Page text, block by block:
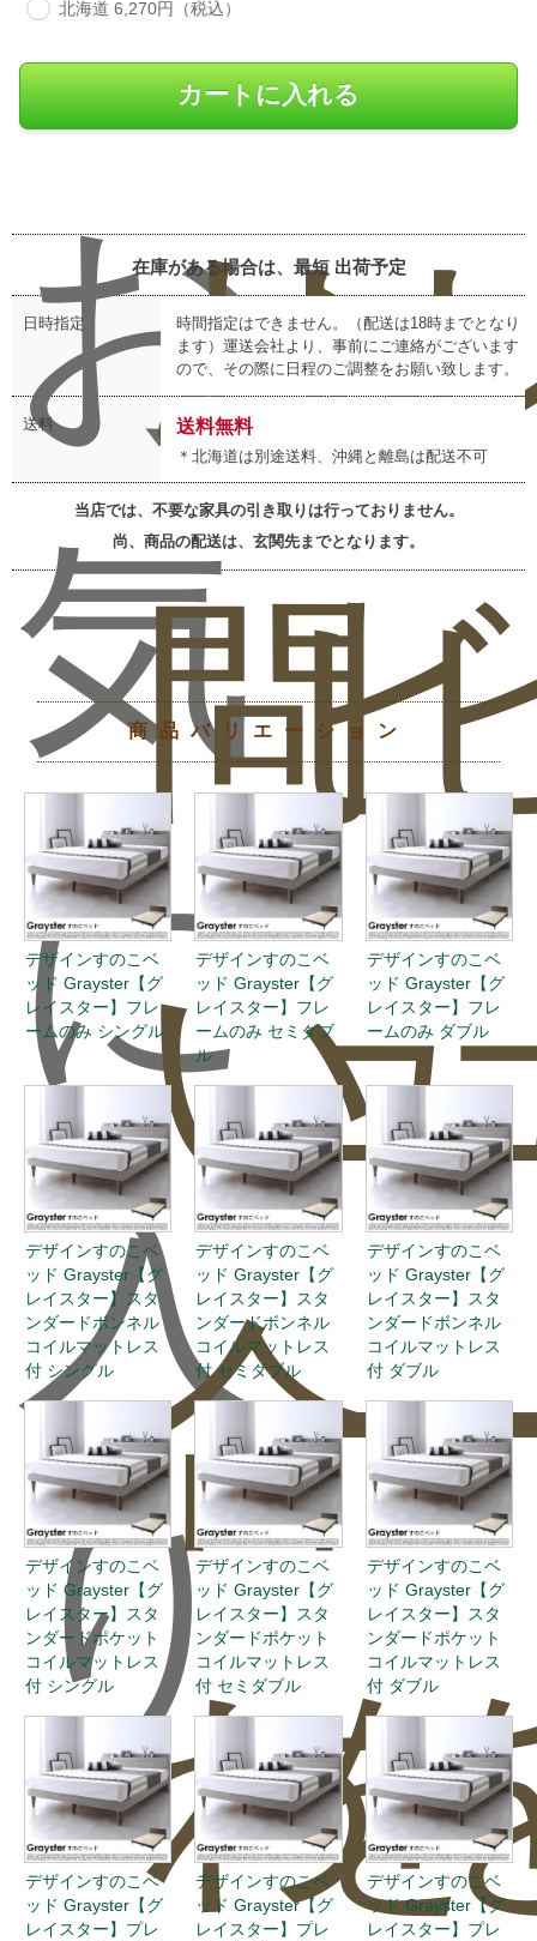
北海道 6,270円（税込）
お
気
に
入
り
お
問
い
合
わ
レ
ビ
ュ
ー
を
在庫がある場合は、最短 出荷予定
日時指定
時間指定はできません。（配送は18時までとなり
ます）運送会社より、事前にご連絡がございます
ので、その際に日程のご調整をお願い致します。
送料 送料無料
＊北海道は別途送料、沖縄と離島は配送不可
当店では、不要な家具の引き取りは行っておりません。
尚、商品の配送は、玄関先までとなります。
商品バリエーション
デザインすのこベ
ッド Grayster【グ
レイスター】フレ
ームのみ シングル
デザインすのこベ
ッド Grayster【グ
レイスター】フレ
ームのみ セミダブ
ル
デザインすのこベ
ッド Grayster【グ
レイスター】フレ
ームのみ ダブル
デザインすのこベ
ッド Grayster【グ
レイスター】スタ
ンダードボンネル
コイルマットレス
付 シングル
デザインすのこベ
ッド Grayster【グ
レイスター】スタ
ンダードボンネル
コイルマットレス
付 セミダブル
デザインすのこベ
ッド Grayster【グ
レイスター】スタ
ンダードボンネル
コイルマットレス
付 ダブル
デザインすのこベ
ッド Grayster【グ
レイスター】スタ
ンダードポケット
コイルマットレス
付 シングル
デザインすのこベ
ッド Grayster【グ
レイスター】スタ
ンダードポケット
コイルマットレス
付 セミダブル
デザインすのこベ
ッド Grayster【グ
レイスター】スタ
ンダードポケット
コイルマットレス
付 ダブル
デザインすのこベ
ッド Grayster【グ
レイスター】プレ
デザインすのこベ
ッド Grayster【グ
レイスター】プレ
デザインすのこベ
ッド Grayster【グ
レイスター】プレ